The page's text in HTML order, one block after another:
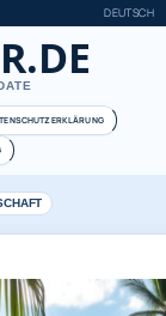
DEUTSCH